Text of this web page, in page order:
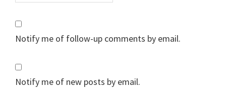
Notify me of follow-up comments by email.
Notify me of new posts by email.